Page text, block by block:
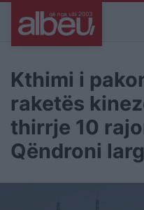
Kthimi i
raketës
thirrje 10
Qëndroni